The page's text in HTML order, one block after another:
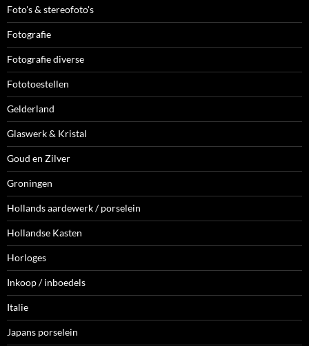
Foto's & stereofoto's
Fotografie
Fotografie diverse
Fototoestellen
Gelderland
Glaswerk & Kristal
Goud en Zilver
Groningen
Hollands aardewerk / porselein
Hollandse Kasten
Horloges
Inkoop / inboedels
Italie
Japans porselein